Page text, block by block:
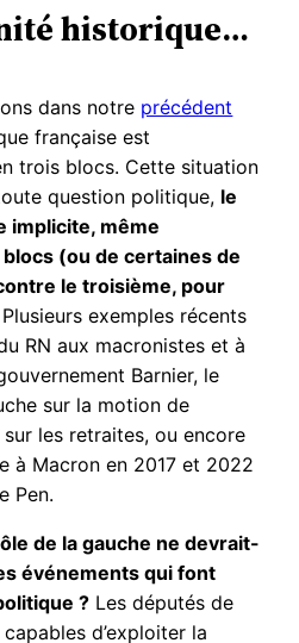
historique…
dans notre précédent
française est
trois blocs. Cette situation
question politique, le
implicite, même
(ou de certaines de
le troisième, pour
Plusieurs exemples récents
RN aux macronistes et à
Barnier, le
sur la motion de
les retraites, ou encore
à Macron en 2017 et 2022
Pen.
de la gauche ne devrait-
événements qui font
? Les députés de
d’exploiter la